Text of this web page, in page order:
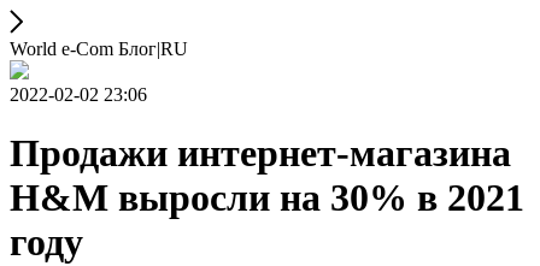
World e-Com Блог|RU
2022-02-02 23:06
Продажи интернет-магазина
H&M выросли на 30% в 2021
году